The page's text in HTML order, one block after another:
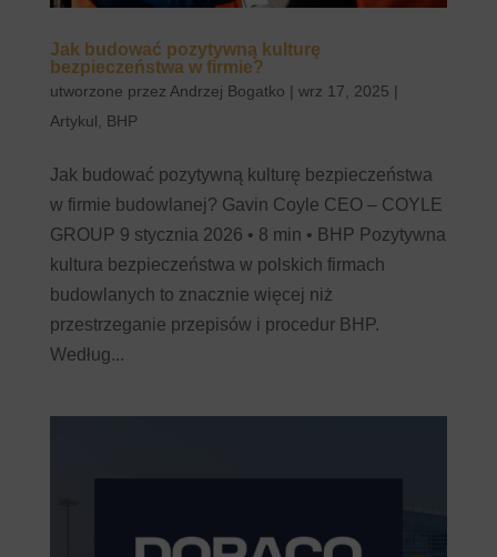
Jak budować pozytywną kulturę
bezpieczeństwa w firmie?
utworzone przez Andrzej Bogatko | wrz 17, 2025 |
Artykul
BHP
Jak budować pozytywną kulturę bezpieczeństwa
w firmie budowlanej? Gavin Coyle CEO – COYLE
GROUP 9 stycznia 2026 • 8 min • BHP Pozytywna
kultura bezpieczeństwa w polskich firmach
budowlanych to znacznie więcej niż
przestrzeganie przepisów i procedur BHP.
Według...